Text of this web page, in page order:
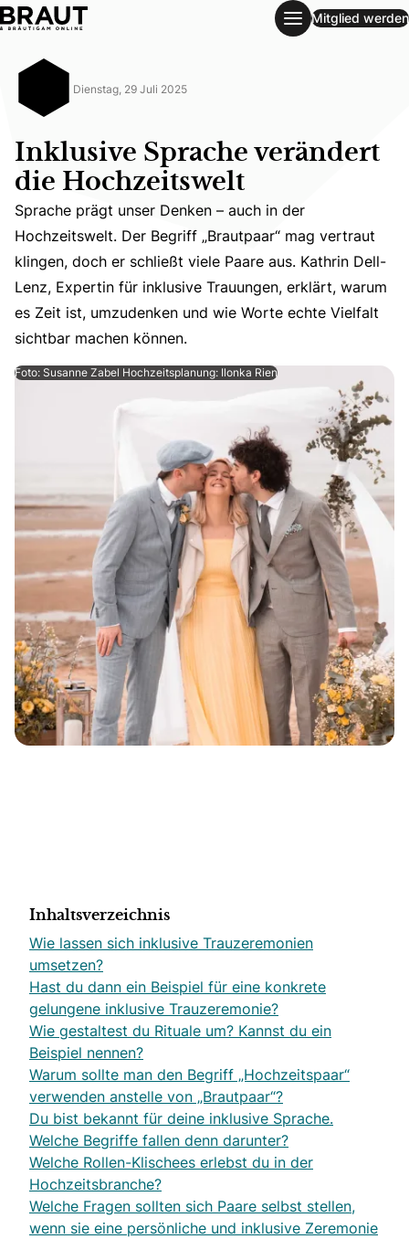
Inklusive Sprache verändert die Hochzeitswelt
Mitglied werden
Dienstag, 29 Juli 2025
Inklusive Sprache verändert
die Hochzeitswelt
Sprache prägt unser Denken – auch in der
Sprache prägt unser Denken – auch in der
Hochzeitswelt. Der Begriff „Brautpaar“ mag vertraut
klingen, doch er schließt viele Paare aus. Kathrin Dell-
Lenz, Expertin für inklusive Trauungen, erklärt, warum
es Zeit ist, umzudenken und wie Worte echte Vielfalt
sichtbar machen können.
Foto: Susanne Zabel Hochzeitsplanung: Ilonka Rien
Inhaltsverzeichnis
Wie lassen sich inklusive Trauzeremonien
umsetzen?
Hast du dann ein Beispiel für eine konkrete
gelungene inklusive Trauzeremonie?
Wie gestaltest du Rituale um? Kannst du ein
Beispiel nennen?
Warum sollte man den Begriff „Hochzeitspaar“
verwenden anstelle von „Brautpaar“?
Du bist bekannt für deine inklusive Sprache.
Welche Begriffe fallen denn darunter?
Welche Rollen-Klischees erlebst du in der
Hochzeitsbranche?
Welche Fragen sollten sich Paare selbst stellen,
wenn sie eine persönliche und inklusive Zeremonie